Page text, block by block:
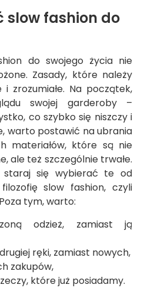
slow fashion do
do swojego życia nie
Zasady, które należy
zrozumiałe. Na początek,
swojej garderoby –
co szybko się niszczy i
warto postawić na ubrania
materiałów, które są nie
ale też szczególnie trwałe.
staraj się wybierać te od
slow fashion, czyli
tym, warto:
odzież, zamiast ją
ręki, zamiast nowych,
zakupów,
które już posiadamy.